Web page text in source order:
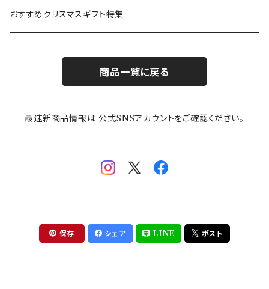
カトラリー
ポケットモンスター
mofusand（モフサンド）
mofsand×日比谷花壇
ちびまる子ちゃんandクレヨンしんちゃん
Finlayson(フィンレイソン)
HANAE MORI(ハナエモリ)
THE BEATLES(ザ・ビートルズ)
【山加商店×yaeko】migratory bird
CELEC(セレック)
隅切り重箱
HAPPY DINING(ハッピーダイニング)
吉祥
メイメイウェア
SoSo(ソソ）
リサイクル食器
おすすめクリスマスギフト特集
商品一覧に戻る
最速新商品情報は 公式SNSアカウントをご確認ください。
保存 シェア LINE ポスト